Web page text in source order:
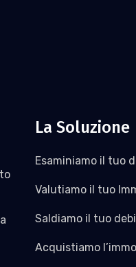
La Soluzione
Esaminiamo il tuo
Valutiamo il tuo
Saldiamo il tuo
Acquistiamo